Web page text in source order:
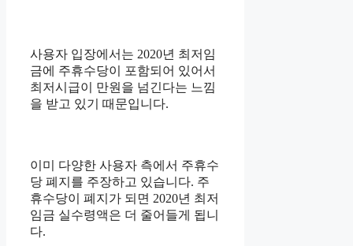
사용자 입장에서는 2020년 최저임
금에 주휴수당이 포함되어 있어서
최저시급이 만원을 넘긴다는 느낌
을 받고 있기 때문입니다.
이미 다양한 사용자 측에서 주휴수
당 폐지를 주장하고 있습니다. 주
휴수당이 폐지가 되면 2020년 최저
임금 실수령액은 더 줄어들게 됩니
다.